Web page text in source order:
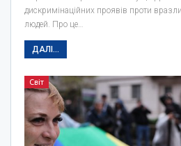
дискримінаційних проявів проти
людей. Про це…
ДАЛІ...
Світ